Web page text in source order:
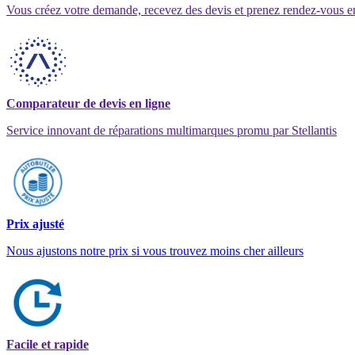
Vous créez votre demande, recevez des devis et prenez rendez-vous
Comparateur de devis en ligne
Service innovant de réparations multimarques promu par Stellantis
Prix ajusté
Nous ajustons notre prix si vous trouvez moins cher ailleurs
Facile et rapide